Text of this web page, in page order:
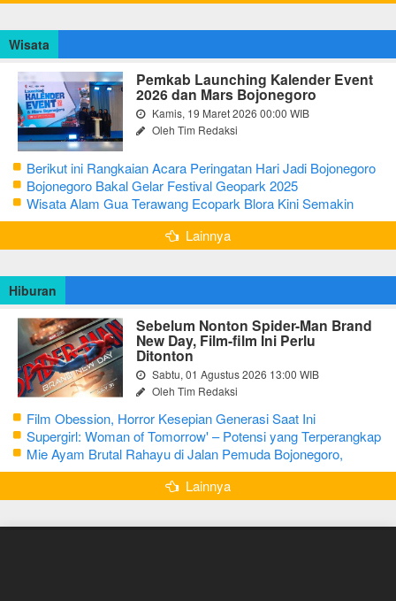
Wisata
Pemkab Launching Kalender Event
2026 dan Mars Bojonegoro
Kamis, 19 Maret 2026 00:00 WIB
Oleh Tim Redaksi
Berikut ini Rangkaian Acara Peringatan Hari Jadi Bojonegoro
Ke-348 Tahun 2025
Bojonegoro Bakal Gelar Festival Geopark 2025
Wisata Alam Gua Terawang Ecopark Blora Kini Semakin
Menarik
Lainnya
Hiburan
Sebelum Nonton Spider-Man Brand
New Day, Film-film Ini Perlu
Ditonton
Sabtu, 01 Agustus 2026 13:00 WIB
Oleh Tim Redaksi
Film Obession, Horror Kesepian Generasi Saat Ini
Supergirl: Woman of Tomorrow' – Potensi yang Terperangkap
dalam Narasi Generik
Mie Ayam Brutal Rahayu di Jalan Pemuda Bojonegoro,
Kuliner dengan Banyak Pilihan Menu
Lainnya